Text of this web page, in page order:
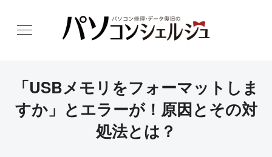
「USBメモリをフォーマットしま
すか」とエラーが！原因とその対
処法とは？